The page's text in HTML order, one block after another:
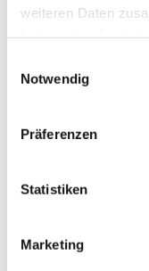
weiteren Daten
Notwendig
Präferenzen
Statistiken
Marketing
Value Added